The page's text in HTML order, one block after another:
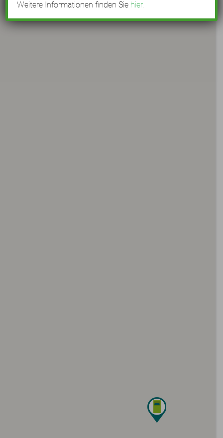
Weitere Informationen finden Sie hier.